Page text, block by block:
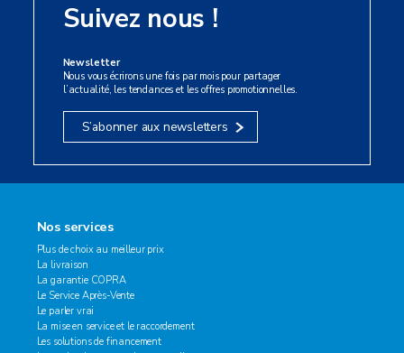
Suivez nous !
Newsletter
Nous vous écrirons une fois par mois pour partager
l’actualité, les tendances et les offres promotionnelles.
S’abonner aux newsletters
Nos services
Plus de choix au meilleur prix
La livraison
La garantie COPRA
Le Service Après-Vente
Le parler vrai
La mise en service et le raccordement
Les solutions de financement